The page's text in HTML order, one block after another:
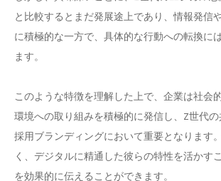
と比較するとまだ発展途上であり、情報発信
に積極的な一方で、具体的な行動への転換に
ます。
このような特徴を理解した上で、企業は社会
環境への取り組みを積極的に発信し、Z世代
採用ブランディングにおいて重要となります
く、デジタルに精通した彼らの特性を活かす
を効果的に伝えることができます。